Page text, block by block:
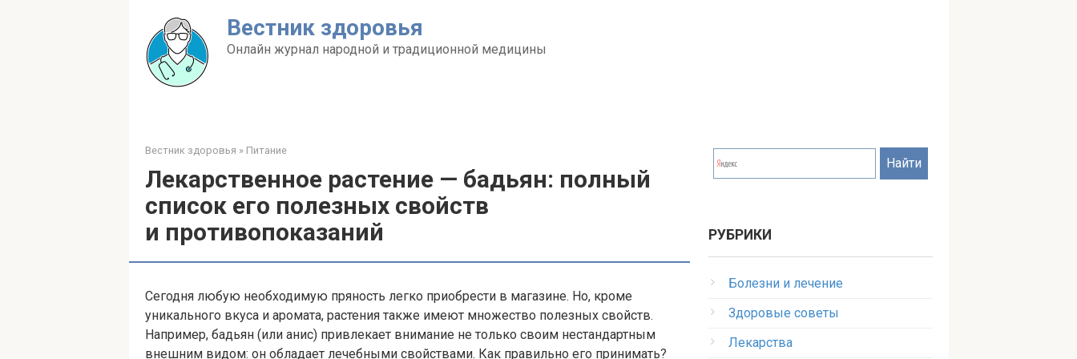
Вестник здоровья
Онлайн журнал народной и традиционной медицины
Вестник здоровья » Питание
Лекарственное растение — бадьян: полный
список его полезных свойств
и противопоказаний
Сегодня любую необходимую пряность легко приобрести в магазине. Но, кроме
уникального вкуса и аромата, растения также имеют множество полезных свойств.
Например, бадьян (или анис) привлекает внимание не только своим нестандартным
внешним видом: он обладает лечебными свойствами. Как правильно его принимать?
РУБРИКИ
Болезни и лечение
Здоровые советы
Лекарства